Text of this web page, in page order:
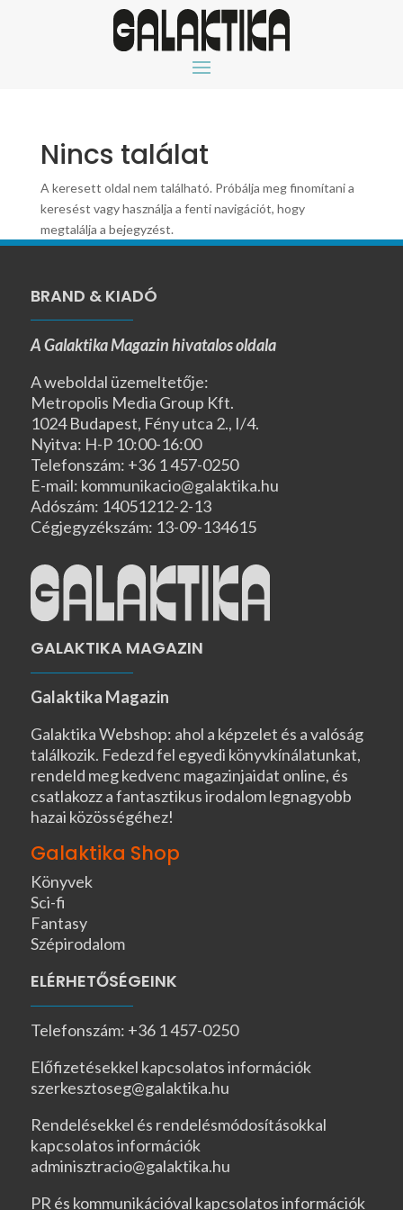
Nincs találat
A keresett oldal nem található. Próbálja meg finomítani a
keresést vagy használja a fenti navigációt, hogy
megtalálja a bejegyzést.
BRAND & KIADÓ
A Galaktika Magazin hivatalos oldala
A weboldal üzemeltetője:
Metropolis Media Group Kft.
1024 Budapest, Fény utca 2., I/4.
Nyitva: H-P 10:00-16:00
Telefonszám: +36 1 457-0250
E-mail: kommunikacio@galaktika.hu
Adószám: 14051212-2-13
Cégjegyzékszám: 13-09-134615
GALAKTIKA MAGAZIN
Galaktika Magazin
Galaktika Webshop: ahol a képzelet és a valóság
találkozik. Fedezd fel egyedi könyvkínálatunkat,
rendeld meg kedvenc magazinjaidat online, és
csatlakozz a fantasztikus irodalom legnagyobb
hazai közösségéhez!
Galaktika Shop
Könyvek
Sci-fi
Fantasy
Szépirodalom
ELÉRHETŐSÉGEINK
Telefonszám: +36 1 457-0250
Előfizetésekkel kapcsolatos információk
szerkesztoseg@galaktika.hu
Rendelésekkel és rendelésmódosításokkal
kapcsolatos információk
adminisztracio@galaktika.hu
PR és kommunikációval kapcsolatos információk